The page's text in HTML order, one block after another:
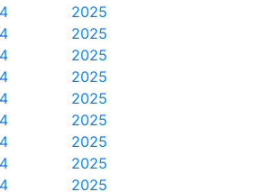
2025
2025
2025
2025
2025
2025
2025
2025
2025